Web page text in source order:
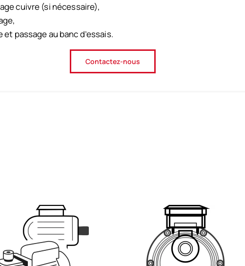
cuivre (si nécessaire),
passage au banc d’essais.
Contactez-nous